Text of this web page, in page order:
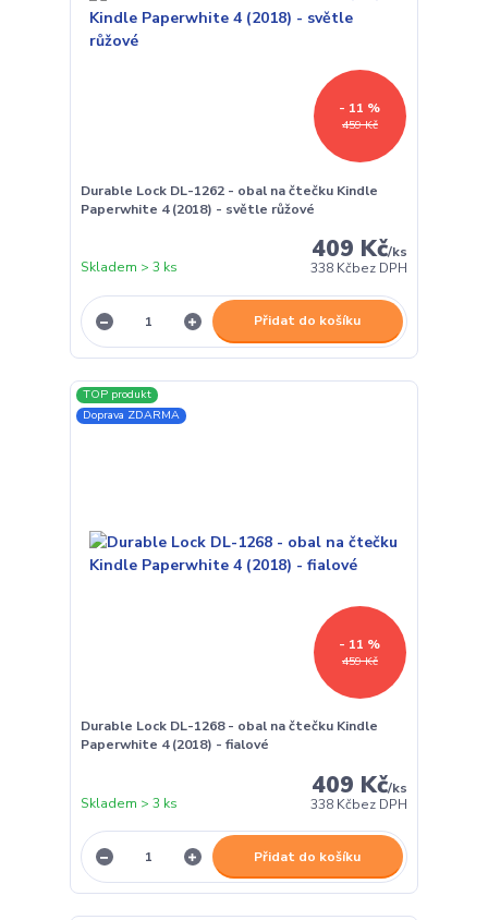
459 Kč
- 11 %
Durable Lock DL-1262 - obal na čtečku Kindle
Paperwhite 4 (2018) - světle růžové
409 Kč/ks
338 Kčbez DPH
Skladem > 3 ks
Přidat do košíku
TOP produkt
Doprava ZDARMA
459 Kč
- 11 %
Durable Lock DL-1268 - obal na čtečku Kindle
Paperwhite 4 (2018) - fialové
409 Kč/ks
338 Kčbez DPH
Skladem > 3 ks
Přidat do košíku